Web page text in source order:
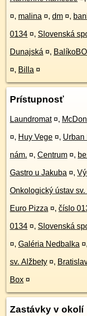
¤, malina ¤, dm ¤,
0134 ¤, Slovenská
Dunajská ¤,
¤, Billa ¤
Prístupnosť
Laundromat ¤,
¤, Huy Vege ¤, Urban
nám. ¤, Centrum ¤,
Gastro u Jakuba ¤,
Onkologický ústav sv.
Euro Pizza ¤, číslo
0134 ¤, Slovenská
¤, Galéria Nedbalka ¤,
sv. Alžbety ¤,
Box ¤
Zastávky v okolí